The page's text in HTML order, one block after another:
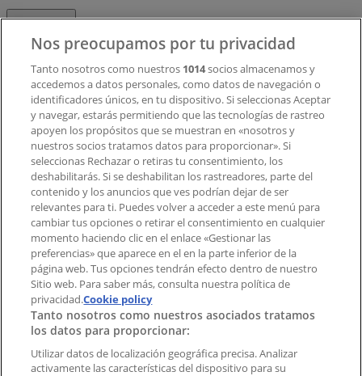
Contacto comercial y de marketing
Tienda mal colocada en el mapa
Notificar un folleto
¿Encontraste un problema en la web o en la
aplicación?
Índices
Marcas
Marcas locales
Negocios
Negocios cercanos
Productos
Productos locales
Ciudades
Nos preocupamos por tu privacidad
Tanto nosotros como nuestros 1014socios almacenamos y
accedemos a datos personales, como datos de navegación o
identificadores únicos, en tu dispositivo. Si seleccionas Aceptar
y navegar, estarás permitiendo que las tecnologías de rastreo
apoyen los propósitos que se muestran en «nosotros y
nuestros socios tratamos datos para proporcionar». Si
seleccionas Rechazar o retiras tu consentimiento, los
deshabilitarás. Si se deshabilitan los rastreadores, parte del
contenido y los anuncios que ves podrían dejar de ser
relevantes para ti. Puedes volver a acceder a este menú para
cambiar tus opciones o retirar el consentimiento en cualquier
momento haciendo clic en el enlace «Gestionar las
preferencias» que aparece en el en la parte inferior de la
página web. Tus opciones tendrán efecto dentro de nuestro
Sitio web. Para saber más, consulta nuestra política de
privacidad.Cookie policy
Tanto nosotros como nuestros asociados tratamos
los datos para proporcionar:
Utilizar datos de localización geográfica precisa. Analizar
activamente las características del dispositivo para su